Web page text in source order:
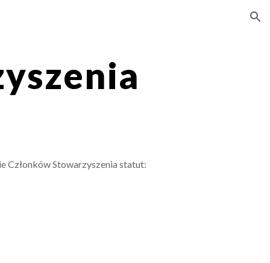
Członków Stowarzyszenia statut: